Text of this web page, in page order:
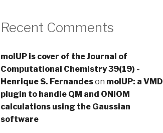
Recent Comments
molUP is cover of the Journal of
Computational Chemistry 39(19) -
Henrique S. Fernandeson molUP: a VMD
plugin to handle QM and ONIOM
calculations using the Gaussian
software